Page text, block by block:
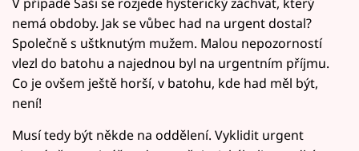
nemá obdoby. Jak se vůbec had na urgent dostal?
Společně s uštknutým mužem. Malou nepozorností
vlezl do batohu a najednou byl na urgentním příjmu.
Co je ovšem ještě horší, v batohu, kde had měl být,
není!
Musí tedy být někde na oddělení. Vyklidit urgent